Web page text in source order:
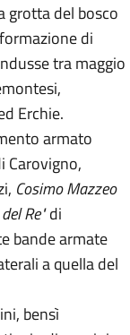
grotta del bosco
di
tra maggio
Erchie.
armato
Carovigno,
Cosimo Mazzeo
Re"di
bande armate
a quella del
bensì